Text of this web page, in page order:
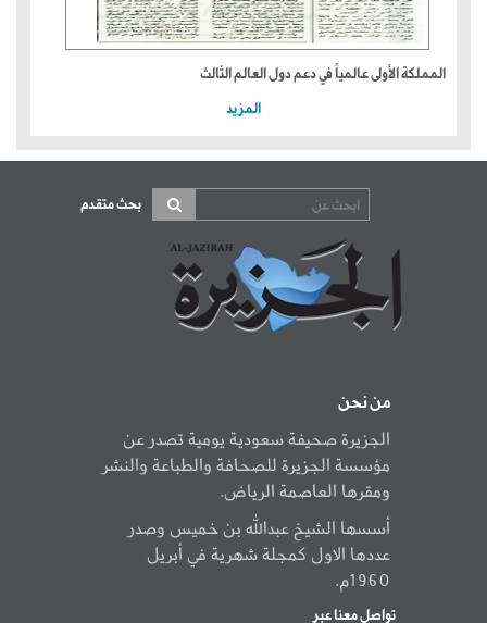
المملكة الأولى عالمياً في دعم دول العالم الثالث
المزيد
بحث متقدم
من نحن
الجزيرة صحيفة سعودية يومية تصدر عن
مؤسسة الجزيرة للصحافة والطباعة والنشر
ومقرها العاصمة الرياض.
أسسها الشيخ عبدالله بن خميس وصدر
عددها الاول كمجلة شهرية في أبريل
1960م.
تواصل معنا عبر